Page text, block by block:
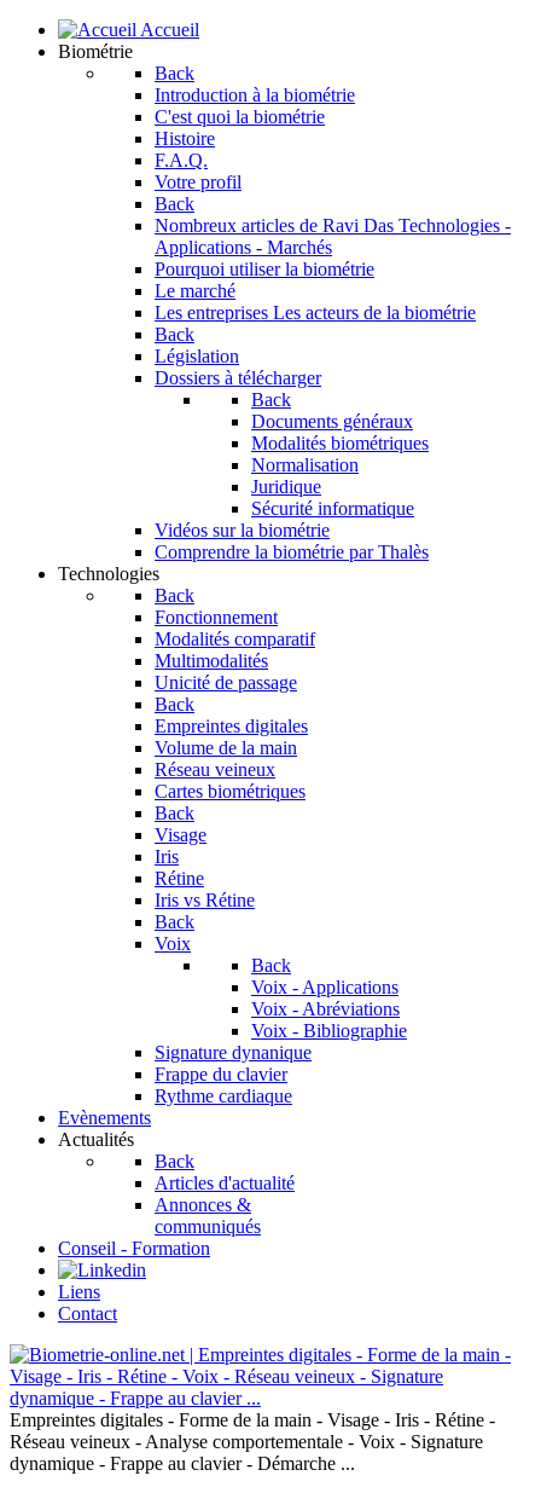
Accueil
Biométrie
Back
Introduction à la biométrie
C'est quoi la biométrie
Histoire
F.A.Q.
Votre profil
Back
Nombreux articles de Ravi Das Technologies -
Applications - Marchés
Pourquoi utiliser la biométrie
Le marché
Les entreprises Les acteurs de la biométrie
Back
Législation
Dossiers à télécharger
Back
Documents généraux
Modalités biométriques
Normalisation
Juridique
Sécurité informatique
Vidéos sur la biométrie
Comprendre la biométrie par Thalès
Technologies
Back
Fonctionnement
Modalités comparatif
Multimodalités
Unicité de passage
Back
Empreintes digitales
Volume de la main
Réseau veineux
Cartes biométriques
Back
Visage
Iris
Rétine
Iris vs Rétine
Back
Voix
Back
Voix - Applications
Voix - Abréviations
Voix - Bibliographie
Signature dynanique
Frappe du clavier
Rythme cardiaque
Evènements
Actualités
Back
Articles d'actualité
Annonces &
communiqués
Conseil - Formation
Liens
Contact
Empreintes digitales - Forme de la main - Visage - Iris - Rétine -
Réseau veineux - Analyse comportementale - Voix - Signature
dynamique - Frappe au clavier - Démarche ...